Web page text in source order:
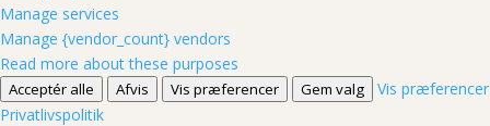
Manage services
Manage {vendor_count} vendors
Read more about these purposes
Acceptér alle Afvis Vis præferencer Gem valg
Vis præferencer
Privatlivspolitik